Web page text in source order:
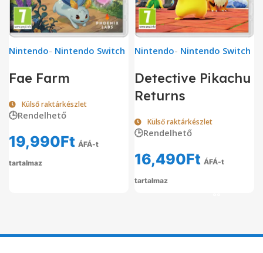
Nintendo- Nintendo Switch
Fae Farm
Külső raktárkészlet
🕒Rendelhető
19,990Ft ÁFÁ-t
tartalmaz
Nintendo- Nintendo Switch
Detective Pikachu
Returns
Külső raktárkészlet
🕒Rendelhető
16,490Ft ÁFÁ-t
tartalmaz